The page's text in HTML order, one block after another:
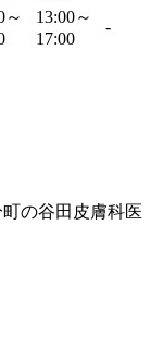
～
13:00～
17:00
-
の谷田皮膚科医